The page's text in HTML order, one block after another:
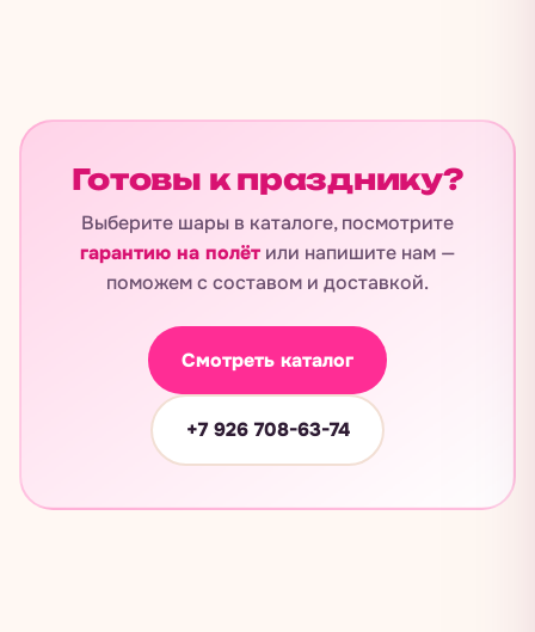
Готовы к празднику?
Выберите шары в каталоге, посмотрите
гарантию на полёт или напишите нам —
поможем с составом и доставкой.
Смотреть каталог
+7 926 708-63-74